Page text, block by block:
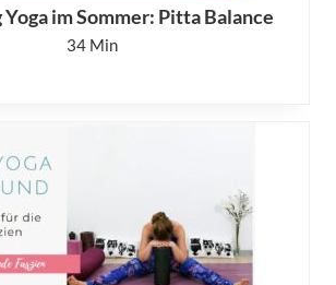
Yoga im Sommer: Pitta Balance
34